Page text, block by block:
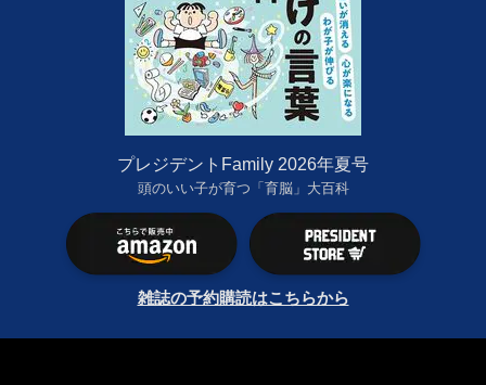
プレジデントFamily 2026年夏号
頭のいい子が育つ「育脳」大百科
雑誌の予約購読はこちらから